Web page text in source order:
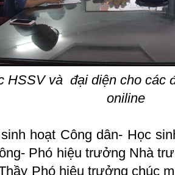
HSSV và đại diện cho các
oniline
hoạt Công dân- Học
Phó hiệu trưởng Nhà
Phó hiệu trưởng chúc